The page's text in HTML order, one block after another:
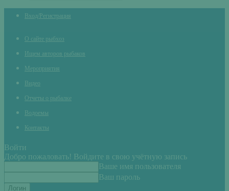
Вход/Регистрация
О сайте рыбхоз
Ищем авторов рыбаков
Мероприятия
Видео
Отчеты о рыбалке
Водоемы
Контакты
Войти
Добро пожаловать! Войдите в свою учётную запись
Ваше имя пользователя
Ваш пароль